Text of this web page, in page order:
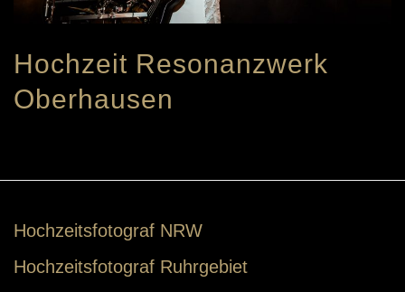
Hochzeit Resonanzwerk
Oberhausen
Hochzeitsfotograf NRW
Hochzeitsfotograf Ruhrgebiet